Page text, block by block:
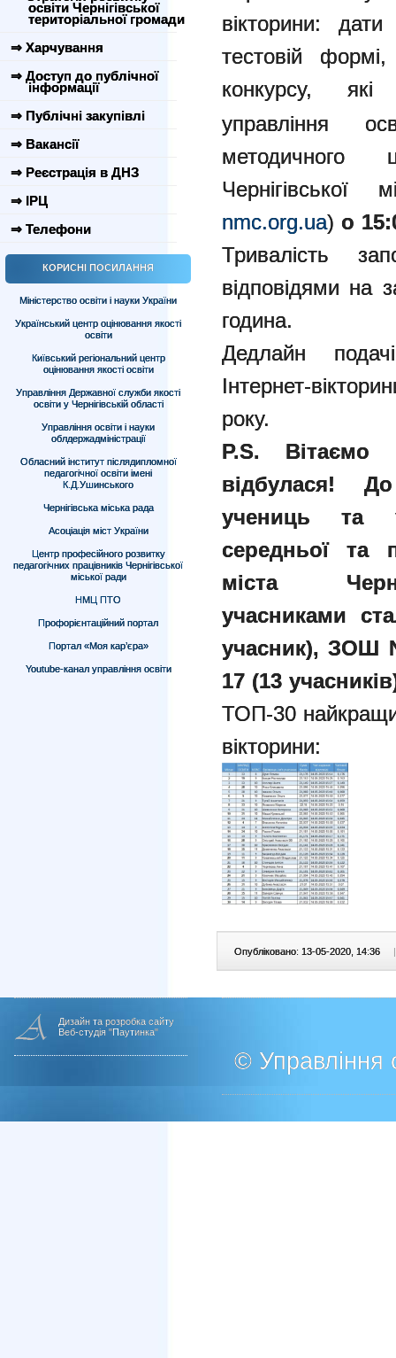
освіти Чернігівської
територіальної громади
⇒ Харчування
⇒ Доступ до публічної
інформації
⇒ Публічні закупівлі
⇒ Вакансії
⇒ Реєстрація в ДНЗ
⇒ ІРЦ
⇒ Телефони
КОРИСНІ ПОСИЛАННЯ
Міністерство освіти і науки України
Український центр оцінювання якості
освіти
Київський регіональний центр
оцінювання якості освіти
Управління Державної служби якості
освіти у Чернігівській області
Управління освіти і науки
облдержадміністрації
Обласний інститут післядипломної
педагогічної освіти імені
К.Д.Ушинського
Чернігівська міська рада
Асоціація міст України
Центр професійного розвитку
педагогічних працівників Чернігівської
міської ради
НМЦ ПТО
Профорієнтаційний портал
Портал «Моя кар’єра»
Youtube-канал управління освіти
вікторини:
тестовій формі,
конкурсу,
управління
методичного
nmc.org.ua) о
Тривалість
відповідями на
година.
Дедлайн
Інтернет-
року.
P.S. Вітаємо
відбулася!
учениць та
середньої та
міста
учасниками
учасник), ЗОШ
17 (13
ТОП-30
вікторини:
Опубліковано: 13-05-2020, 14:36 |
Дизайн та розробка сайту
Веб-студія "Паутинка"
© Управління